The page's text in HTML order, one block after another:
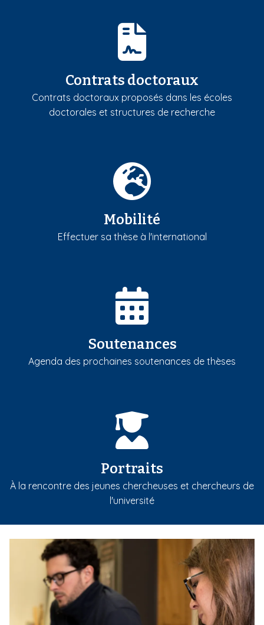
Contrats doctoraux
Contrats doctoraux proposés dans les écoles
doctorales et structures de recherche
Mobilité
Effectuer sa thèse à l'international
Soutenances
Agenda des prochaines soutenances de thèses
Portraits
À la rencontre des jeunes chercheuses et chercheurs de
l'université